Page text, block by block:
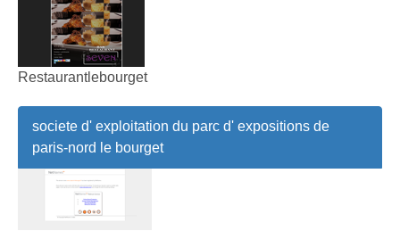
Restaurantlebourget
societe d' exploitation du parc d' expositions de
paris-nord le bourget